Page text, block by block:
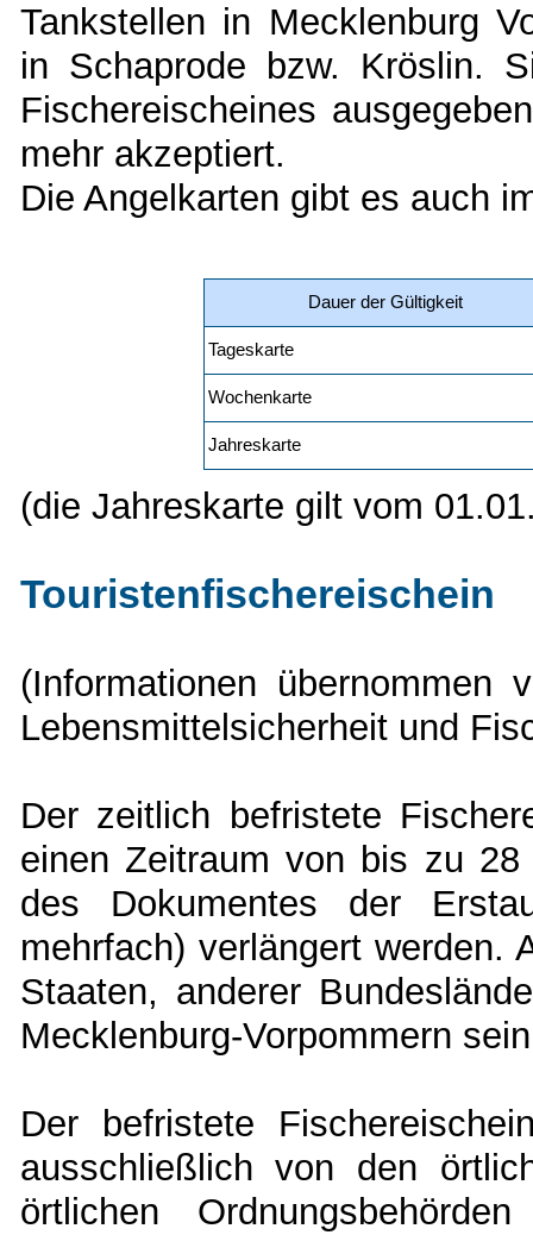
Tankstellen in Mecklenburg
in Schaprode bzw. Kröslin.
Fischereischeines
mehr akzeptiert.
Die Angelkarten gibt es auch
Dauer der Gültigkeit
Tageskarte
Wochenkarte
Jahreskarte
(die Jahreskarte gilt vom
Touristenfischereischein
(Informationen übernommen
Lebensmittelsicherheit und
Der zeitlich befristete
einen Zeitraum von bis zu
des Dokumentes der
mehrfach) verlängert werden.
Staaten, anderer
Mecklenburg-Vorpommern
Der befristete
ausschließlich von den
örtlichen